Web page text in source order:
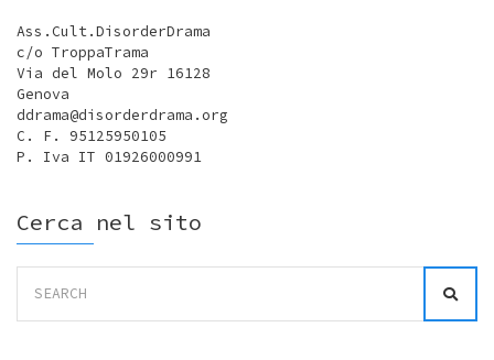
Ass.Cult.DisorderDrama
c/o TroppaTrama
Via del Molo 29r 16128
Genova
ddrama@disorderdrama.org
C. F. 95125950105
P. Iva IT 01926000991
Cerca nel sito
for: